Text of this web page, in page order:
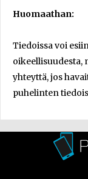
Huomaathan:
Tiedoissa voi
oikeellisuudesta,
yhteyttä, jos
puhelinten